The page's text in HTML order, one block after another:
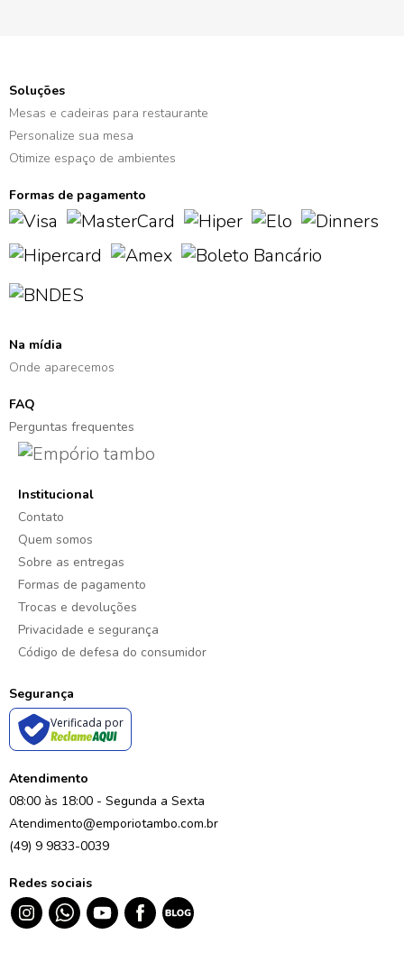
Soluções
Mesas e cadeiras para restaurante
Personalize sua mesa
Otimize espaço de ambientes
Formas de pagamento
Na mídia
Onde aparecemos
FAQ
Perguntas frequentes
Institucional
Contato
Quem somos
Sobre as entregas
Formas de pagamento
Trocas e devoluções
Privacidade e segurança
Código de defesa do consumidor
Segurança
Verificada por
Atendimento
08:00 às 18:00 - Segunda a Sexta
Atendimento@emporiotambo.com.br
(49) 9 9833-0039
Redes sociais